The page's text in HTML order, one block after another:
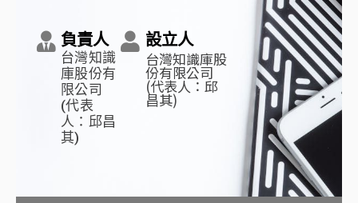
負責人
台灣知識
庫股份有
限公司
(代表
人：邱昌
其)
設立人
台灣知識庫股
份有限公司
(代表人：邱
昌其)